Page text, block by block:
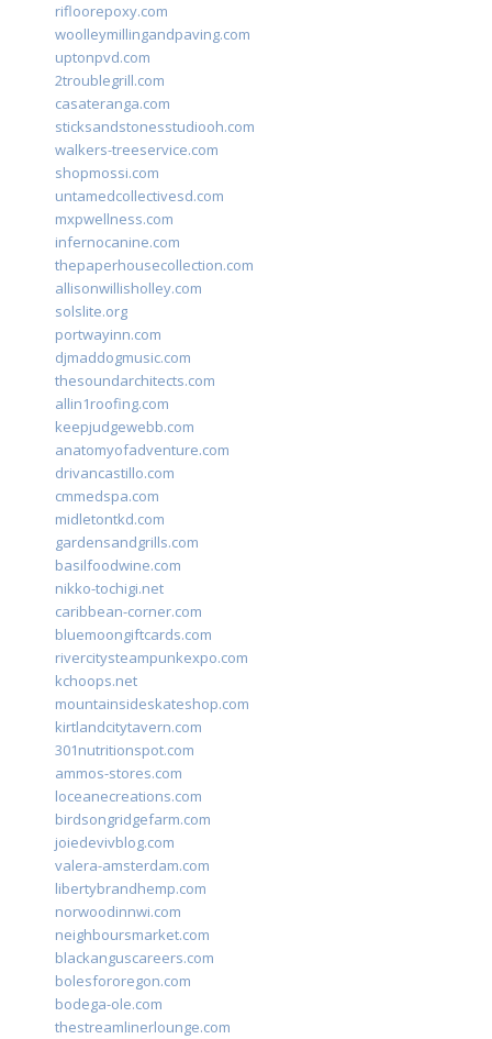
rifloorepoxy.com
woolleymillingandpaving.com
uptonpvd.com
2troublegrill.com
casateranga.com
sticksandstonesstudiooh.com
walkers-treeservice.com
shopmossi.com
untamedcollectivesd.com
mxpwellness.com
infernocanine.com
thepaperhousecollection.com
allisonwillisholley.com
solslite.org
portwayinn.com
djmaddogmusic.com
thesoundarchitects.com
allin1roofing.com
keepjudgewebb.com
anatomyofadventure.com
drivancastillo.com
cmmedspa.com
midletontkd.com
gardensandgrills.com
basilfoodwine.com
nikko-tochigi.net
caribbean-corner.com
bluemoongiftcards.com
rivercitysteampunkexpo.com
kchoops.net
mountainsideskateshop.com
kirtlandcitytavern.com
301nutritionspot.com
ammos-stores.com
loceanecreations.com
birdsongridgefarm.com
joiedevivblog.com
valera-amsterdam.com
libertybrandhemp.com
norwoodinnwi.com
neighboursmarket.com
blackanguscareers.com
bolesfororegon.com
bodega-ole.com
thestreamlinerlounge.com